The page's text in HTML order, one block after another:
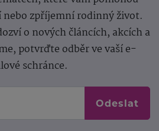
nebo zpříjemní rodinný život.
o nových článcích, akcích a
potvrďte odběr ve vaší e-
schránce.
Odeslat